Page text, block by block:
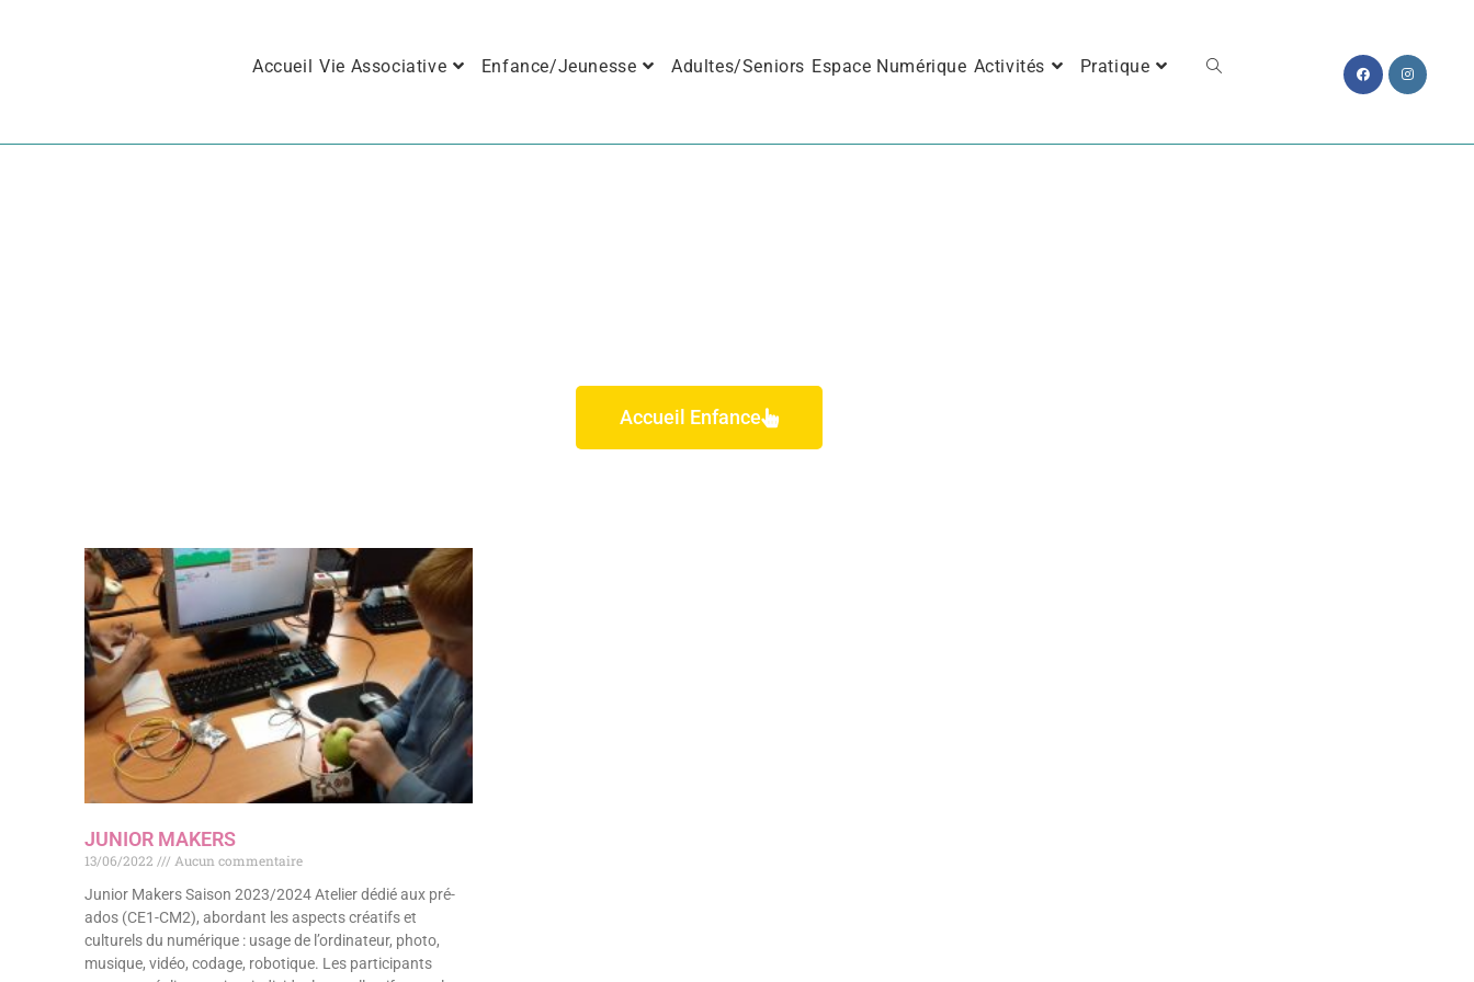
Accueil Vie Associative Enfance/Jeunesse Adultes/Seniors Espace Numérique Activités Pratique
Accueil Enfance
JUNIOR MAKERS
13/06/2022
Aucun commentaire
Junior Makers Saison 2023/2024 Atelier dédié aux pré-
ados (CE1-CM2), abordant les aspects créatifs et
culturels du numérique : usage de l’ordinateur, photo,
musique, vidéo, codage, robotique. Les participants